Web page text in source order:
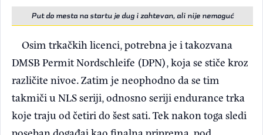
Put do mesta na startu je dug i zahtevan, ali nije nemoguć
Osim trkačkih licenci, potrebna je i takozvana
DMSB Permit Nordschleife (DPN), koja se stiče kroz
različite nivoe. Zatim je neophodno da se tim
takmiči u NLS seriji, odnosno seriji endurance trka
koje traju od četiri do šest sati. Tek nakon toga sledi